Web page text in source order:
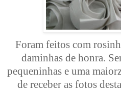
Foram feitos com
daminhas de honra.
pequeninhas e uma
de receber as fotos